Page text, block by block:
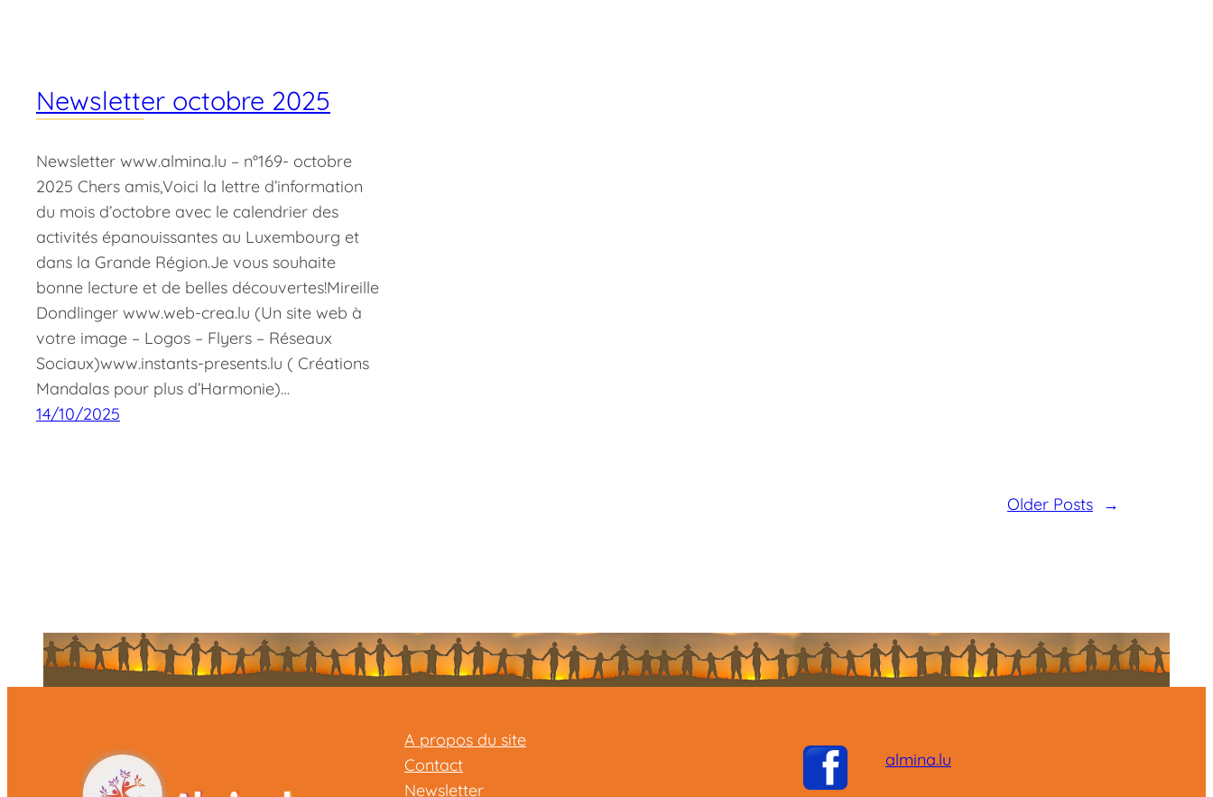
Newsletter octobre 2025
Newsletter www.almina.lu – n°169- octobre
2025 Chers amis,Voici la lettre d’information
du mois d’octobre avec le calendrier des
activités épanouissantes au Luxembourg et
dans la Grande Région.Je vous souhaite
bonne lecture et de belles découvertes!Mireille
Dondlinger www.web-crea.lu (Un site web à
votre image – Logos – Flyers – Réseaux
Sociaux)www.instants-presents.lu ( Créations
Mandalas pour plus d’Harmonie)…
14/10/2025
Older Posts →
A propos du site
Contact
Newsletter
almina.lu